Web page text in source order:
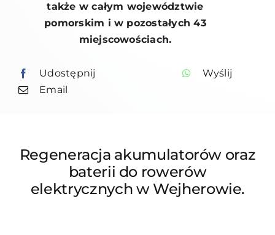
także w całym województwie
pomorskim i w pozostałych 43
miejscowościach.
Udostępnij
Wyślij
Email
Regeneracja akumulatorów oraz
baterii do rowerów
elektrycznych w Wejherowie.